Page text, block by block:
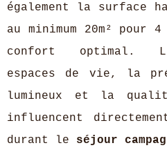
également la surface
au minimum 20m² pour
confort optimal.
espaces de vie, la
lumineux et la
influencent
durant le séjour